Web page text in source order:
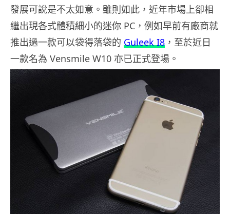
發展可說是不太如意。雖則如此，近年市場上卻相
繼出現各式體積細小的迷你 PC，例如早前有廠商就
推出過一款可以袋得落袋的 Guleek I8 ，至於近日
一款名為 Vensmile W10 亦已正式登場。